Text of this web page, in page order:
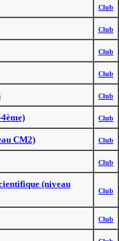
Club
Club
Club
Club
Club
Club
CM2) Club
Club
(niveau
Club
Club